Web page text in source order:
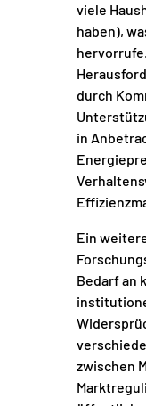
viele
haben),
durch
in
Ein
Bedarf an
zwischen